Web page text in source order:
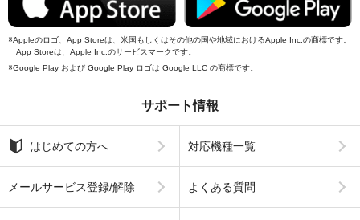
Appleのロゴ、App Storeは、米国もしくはその他の国や地域におけるApple Inc.の商標です。
App Storeは、Apple Inc.のサービスマークです。
Google Play および Google Play ロゴは Google LLC の商標です。
サポート情報
はじめての方へ 対応機種一覧
メールサービス登録/解除 よくある質問